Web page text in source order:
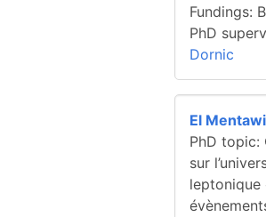
Fundings:
PhD
Dornic
El
PhD topic:
sur
leptonique